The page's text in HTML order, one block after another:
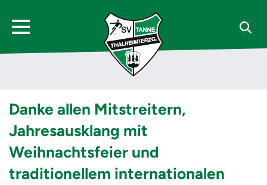
Danke allen Mitstreitern,
Jahresausklang mit
Weihnachtsfeier und
traditionellem internationalen